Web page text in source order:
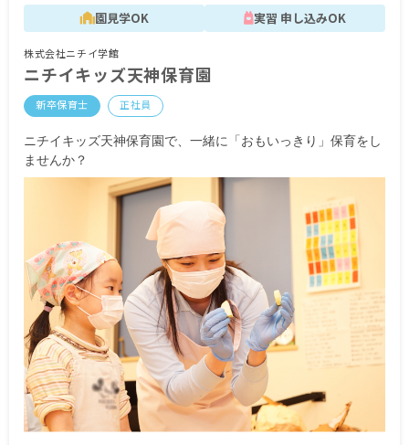
■昇給（年1回）
■賞与年2回（6月／12月）2024年度実績：全国平
※経験・能力・会社業績によります
※評価期間中に基準に満たす勤務実績がない等の
園見学OK 実習 申し込みOK
株式会社ニチイ学館
ニチイキッズ天神保育園
新卒保育士 正社員
ニチイキッズ天神保育園で、一緒に「おもいっきり」保育をし
ませんか？